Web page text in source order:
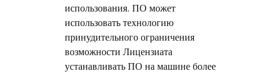
использования. ПО может
использовать технологию
принудительного ограничения
возможности Лицензиата
устанавливать ПО на машине более